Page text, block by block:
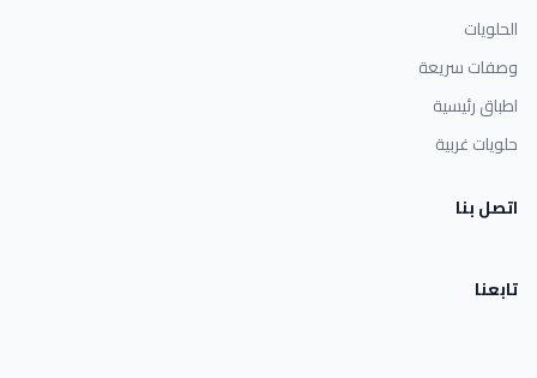
الحلويات
وصفات سريعة
اطباق رئيسية
حلويات غربية
اتصل بنا
تابعنا